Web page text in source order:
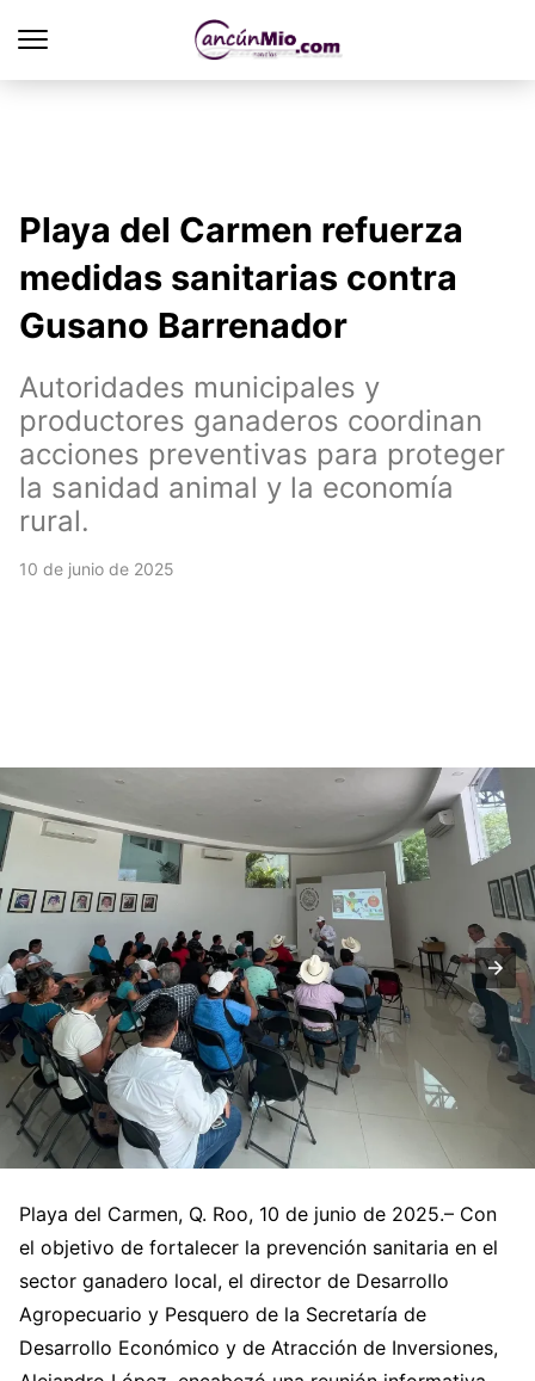
Playa del Carmen refuerza
medidas sanitarias contra
Gusano Barrenador
Autoridades municipales y
productores ganaderos coordinan
acciones preventivas para proteger
la sanidad animal y la economía
rural.
10 de junio de 2025
Playa del Carmen, Q. Roo, 10 de junio de 2025.– Con
el objetivo de fortalecer la prevención sanitaria en el
sector ganadero local, el director de Desarrollo
Agropecuario y Pesquero de la Secretaría de
Desarrollo Económico y de Atracción de Inversiones,